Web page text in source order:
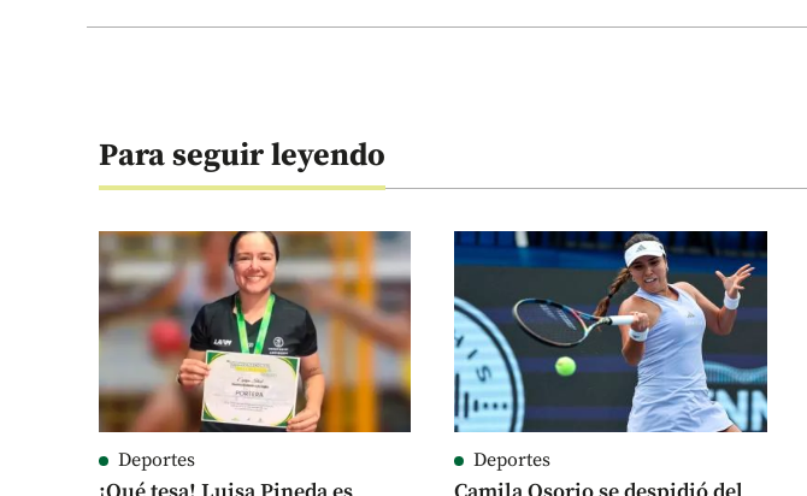
Para seguir leyendo
Deportes Deportes